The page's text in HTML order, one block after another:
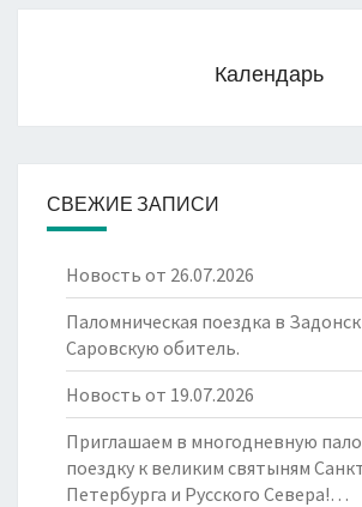
Календарь
СВЕЖИЕ ЗАПИСИ
Новость от 26.07.2026
Паломническая поездка в
Саровскую обитель.
Новость от 19.07.2026
Приглашаем в многодневную
поездку к великим святыням
Петербурга и Русского Севера!…